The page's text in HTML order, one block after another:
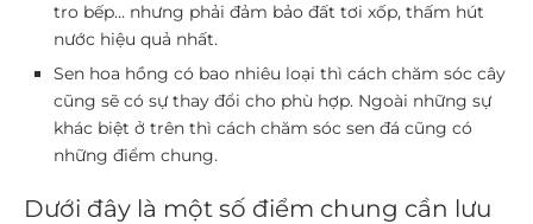
tro bếp… nhưng phải đảm bảo đất tơi xốp, thấm hút
nước hiệu quả nhất.
Sen hoa hồng có bao nhiêu loại thì cách chăm sóc cây
cũng sẽ có sự thay đổi cho phù hợp. Ngoài những sự
khác biệt ở trên thì cách chăm sóc sen đá cũng có
những điểm chung.
Dưới đây là một số điểm chung cần lưu